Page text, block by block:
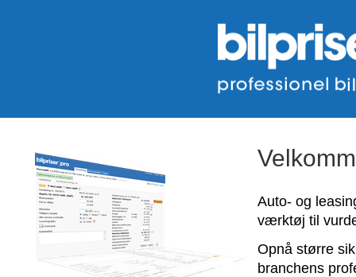
Auto- og
værktøj til
Opnå større
branchens